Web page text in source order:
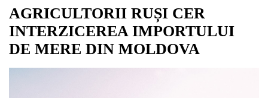
AGRICULTORII RUȘI CER
INTERZICEREA IMPORTULUI
DE MERE DIN MOLDOVA